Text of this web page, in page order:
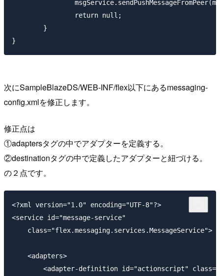
}
次にSampleBlazeDS/WEB-INF/flex以下にあるmessaging-
config.xmlを修正します。
修正点は
①adaptersタグの中でアダプターを定義する。
②destinationタグの中で定義したアダプターと紐づける。
の２点です。
<?xml version="1.0" encoding="UTF-8"?>
<service id="message-service"
    class="flex.messaging.services.MessageService">
    <adapters>
<adapter-definition id="actionscript"